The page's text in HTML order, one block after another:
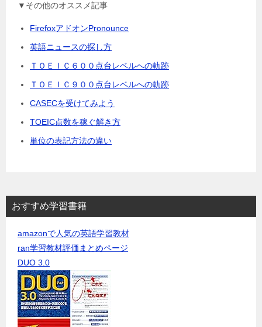
▼その他のオススメ記事
FirefoxアドオンPronounce
英語ニュースの探し方
ＴＯＥＩＣ６００点台レベルへの軌跡
ＴＯＥＩＣ９００点台レベルへの軌跡
CASECを受けてみよう
TOEIC点数を稼ぐ解き方
単位の表記方法の違い
おすすめ学習書籍
amazonで人気の英語学習教材
ran学習教材評価まとめページ
DUO 3.0